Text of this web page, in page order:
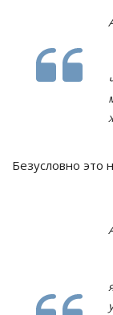
Безусловно это